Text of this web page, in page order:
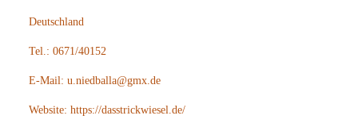
Deutschland
Tel.: 0671/40152
E-Mail: u.niedballa@gmx.de
Website: https://dasstrickwiesel.de/